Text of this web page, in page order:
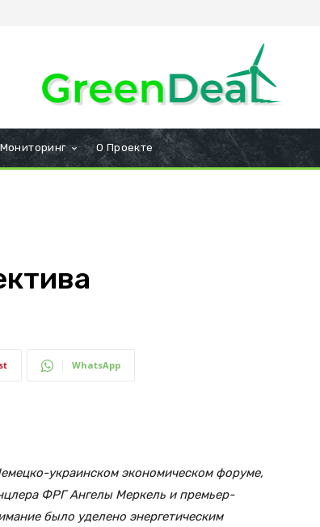
Мониторинг О Проекте
WhatsApp
украинском экономическом форуме,
ФРГ Ангелы Меркель и премьер-
было уделено энергетическим